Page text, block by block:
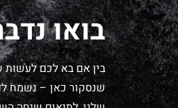
בואו
בין אם בא לכם לעשות
שנסקור כאן – נשמח